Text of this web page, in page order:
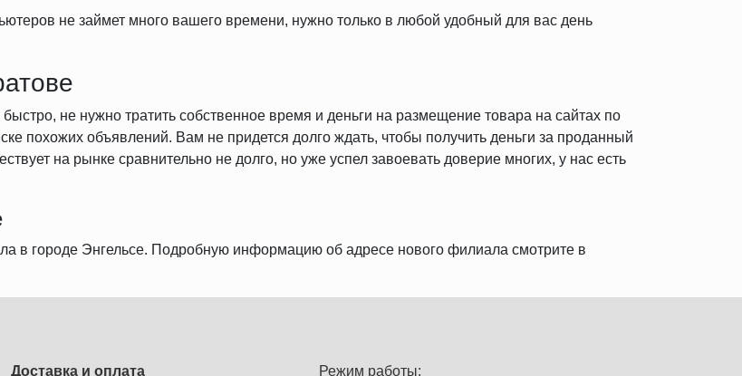
не займет много вашего времени, нужно только в любой удобный для вас день
не нужно тратить собственное время и деньги на размещение товара на сайтах по
похожих объявлений. Вам не придется долго ждать, чтобы получить деньги за проданный
на рынке сравнительно не долго, но уже успел завоевать доверие многих, у нас есть
в городе Энгельсе. Подробную информацию об адресе нового филиала смотрите в
Доставка и оплата Режим работы: